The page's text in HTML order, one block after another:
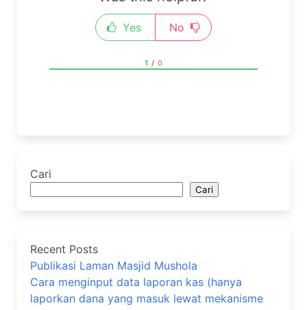
Yes No
1 / 0
Cari
Cari
Recent Posts
Publikasi Laman Masjid Mushola
Cara menginput data laporan kas (hanya
laporkan dana yang masuk lewat mekanisme